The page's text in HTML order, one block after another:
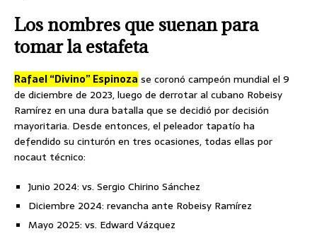
Los nombres que suenan para
tomar la estafeta
Rafael “Divino” Espinoza se coronó campeón mundial el 9
de diciembre de 2023, luego de derrotar al cubano Robeisy
Ramírez en una dura batalla que se decidió por decisión
mayoritaria. Desde entonces, el peleador tapatío ha
defendido su cinturón en tres ocasiones, todas ellas por
nocaut técnico:
Junio 2024: vs. Sergio Chirino Sánchez
Diciembre 2024: revancha ante Robeisy Ramírez
Mayo 2025: vs. Edward Vázquez